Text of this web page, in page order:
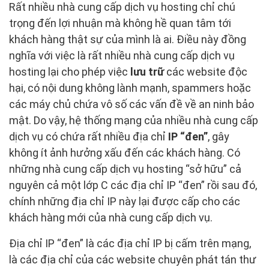
Rất nhiều nhà cung cấp dịch vụ hosting chỉ chú
trọng đến lợi nhuận mà không hề quan tâm tới
khách hàng thật sự của mình là ai. Điều này đồng
nghĩa với việc là rất nhiều nhà cung cấp dịch vụ
hosting lại cho phép việc lưu trữcác website độc
hại, có nội dung không lành mạnh, spammers hoặc
các máy chủ chứa vô số các vấn đề về an ninh bảo
mật. Do vậy, hệ thống mạng của nhiều nhà cung cấp
dịch vụ có chứa rất nhiều địa chỉ IP “đen”, gây
không ít ảnh hưởng xấu đến các khách hàng. Có
những nhà cung cấp dịch vụ hosting “sở hữu” cả
nguyên cả một lớp C các địa chỉ IP “đen” rồi sau đó,
chính những địa chỉ IP này lại được cấp cho các
khách hàng mới của nhà cung cấp dịch vụ.
Địa chỉ IP “đen” là các địa chỉ IP bị cấm trên mạng,
là các địa chỉ của các website chuyên phát tán thư